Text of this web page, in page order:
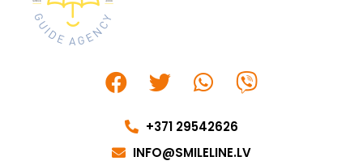
+371 29542626
INFO@SMILELINE.LV